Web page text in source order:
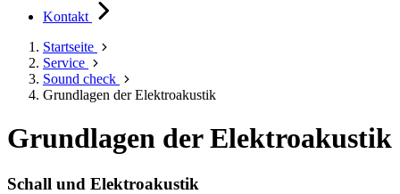
Kontakt
Startseite
Service
Sound check
Grundlagen der Elektroakustik
Grundlagen der Elektroakustik
Schall und Elektroakustik